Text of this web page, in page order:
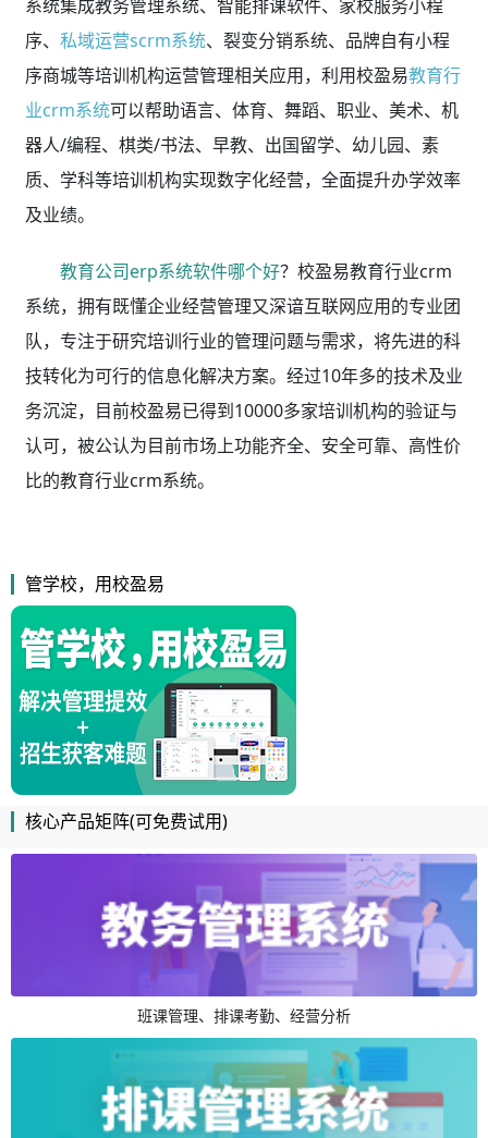
系统集成教务管理系统、智能排课软件、家校服务小程
序、 私域运营scrm系统、裂变分销系统、品牌自有小程
序商城等培训机构运营管理相关应用，利用校盈易教育行
业crm系统可以帮助语言、体育、舞蹈、职业、美术、机
器人/编程、棋类/书法、早教、出国留学、幼儿园、素
质、学科等培训机构实现数字化经营，全面提升办学效率
及业绩。
教育公司erp系统软件哪个好？校盈易教育行业crm
系统，拥有既懂企业经营管理又深谙互联网应用的专业团
队，专注于研究培训行业的管理问题与需求，将先进的科
技转化为可行的信息化解决方案。经过10年多的技术及业
务沉淀，目前校盈易已得到10000多家培训机构的验证与
认可，被公认为目前市场上功能齐全、安全可靠、高性价
比的教育行业crm系统。
管学校，用校盈易
核心产品矩阵(可免费试用)
班课管理、排课考勤、经营分析